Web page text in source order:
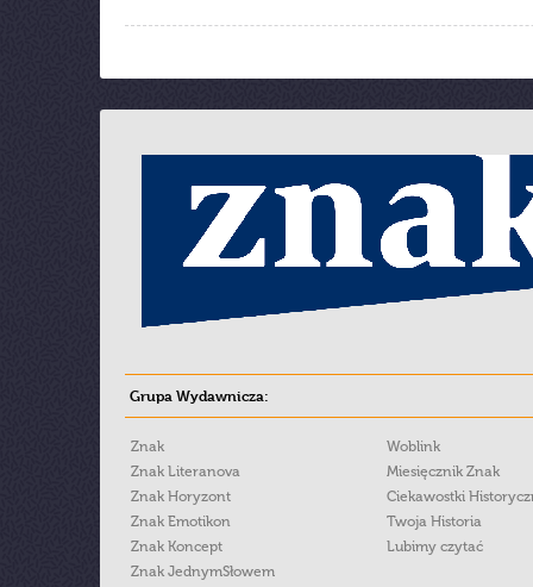
Grupa Wydawnicza:
Znak
Znak Literanova
Znak Horyzont
Znak Emotikon
Znak Koncept
Znak JednymSłowem
Woblink
Miesięcznik Znak
Ciekawostki
Twoja Historia
Lubimy czytać